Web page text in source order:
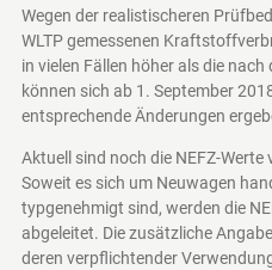
Wegen der realistischeren
WLTP gemessenen
in vielen Fällen höher als die
können sich ab 1. September
entsprechende Änderungen
Aktuell sind noch die NEFZ-
Soweit es sich um Neuwagen
typgenehmigt sind, werden die
abgeleitet. Die zusätzliche
deren verpflichtender